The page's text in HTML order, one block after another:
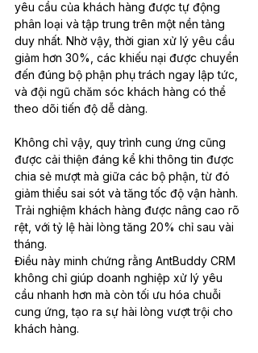
yêu cầu của khách hàng được tự động
phân loại và tập trung trên một nền tảng
duy nhất. Nhờ vậy, thời gian xử lý yêu cầu
giảm hơn 30%, các khiếu nại được chuyển
đến đúng bộ phận phụ trách ngay lập tức,
và đội ngũ chăm sóc khách hàng có thể
theo dõi tiến độ dễ dàng.
Không chỉ vậy, quy trình cung ứng cũng
được cải thiện đáng kể khi thông tin được
chia sẻ mượt mà giữa các bộ phận, từ đó
giảm thiểu sai sót và tăng tốc độ vận hành.
Trải nghiệm khách hàng được nâng cao rõ
rệt, với tỷ lệ hài lòng tăng 20% chỉ sau vài
tháng.
Điều này minh chứng rằng AntBuddy CRM
không chỉ giúp doanh nghiệp xử lý yêu
cầu nhanh hơn mà còn tối ưu hóa chuỗi
cung ứng, tạo ra sự hài lòng vượt trội cho
khách hàng.